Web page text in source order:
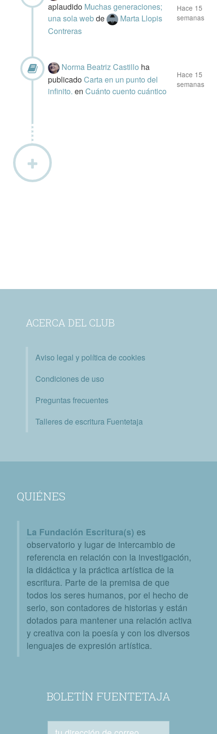
aplaudido Muchas generaciones;
una sola webde
Marta Llopis
Contreras
Hace 15
semanas
Norma Beatriz Castillo ha
publicadoCarta en un punto del
infinito.enCuánto cuento cuántico
Hace 15
semanas
ACERCA DEL CLUB
Aviso legal y política de cookies
Condiciones de uso
Preguntas frecuentes
Talleres de escritura Fuentetaja
QUIÉNES
La Fundación Escritura(s) es
observatorio y lugar de intercambio de
referencia en relación con la investigación,
la didáctica y la práctica artística de la
escritura. Parte de la premisa de que
todos los seres humanos, por el hecho de
serlo, son contadores de historias y están
dotados para mantener una relación activa
y creativa con la poesía y con los diversos
lenguajes de expresión artística.
BOLETÍN FUENTETAJA